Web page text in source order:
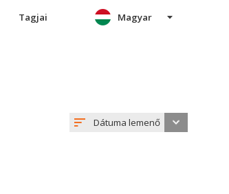
Tagjai Magyar
Dátuma lemenő